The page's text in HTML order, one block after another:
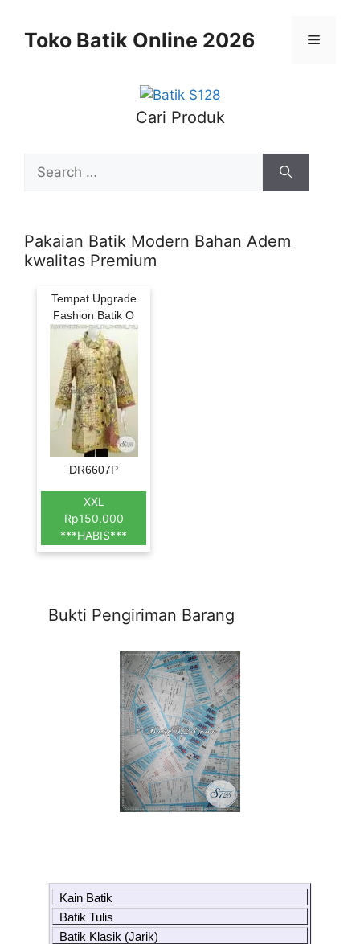
contentToko Batik Online 2026 Menu
Cari Produk
for:
Pakaian Batik Modern Bahan Adem
kwalitas Premium
Tempat Upgrade
Fashion Batik O
DR6607P
XXL
Rp150.000
***HABIS***
Bukti Pengiriman Barang
Kain Batik
Batik Tulis
Batik Klasik (Jarik)